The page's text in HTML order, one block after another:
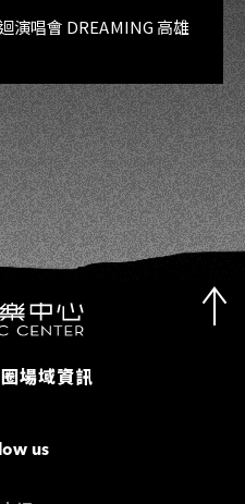
演唱會 DREAMING 高雄
場域資訊
us